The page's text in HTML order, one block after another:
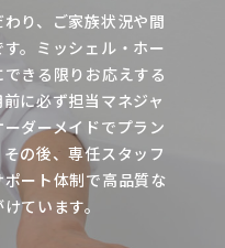
り、ご家族状況や間
。ミッシェル・ホー
きる限りお応えする
に必ず担当マネジャ
ダーメイドでプラン
の後、専任スタッフ
ート体制で高品質な
ています。